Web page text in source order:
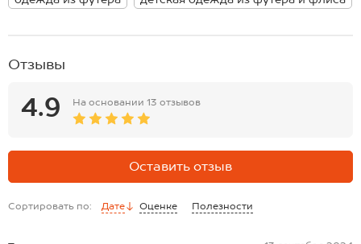
Отзывы
4.9 На основании 13 отзывов
Оставить отзыв
Сортировать по: Дате Оценке Полезности